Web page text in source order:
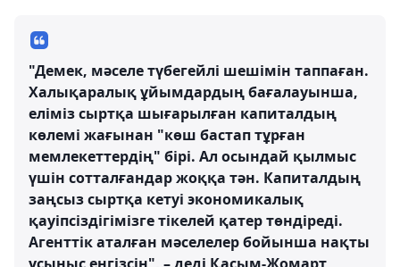
"Демек, мәселе түбегейлі шешімін таппаған.
Халықаралық ұйымдардың бағалауынша,
еліміз сыртқа шығарылған капиталдың
көлемі жағынан "көш бастап тұрған
мемлекеттердің" бірі. Ал осындай қылмыс
үшін сотталғандар жоққа тән. Капиталдың
заңсыз сыртқа кетуі экономикалық
қауіпсіздігімізге тікелей қатер төндіреді.
Агенттік аталған мәселелер бойынша нақты